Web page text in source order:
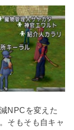
NPCを変えた
そもそも自キャ